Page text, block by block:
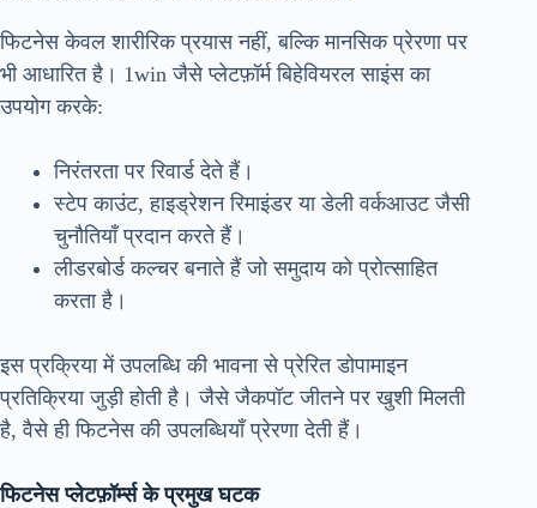
फिटनेस केवल शारीरिक प्रयास नहीं, बल्कि मानसिक प्रेरणा पर
भी आधारित है। 1win जैसे प्लेटफ़ॉर्म बिहेवियरल साइंस का
उपयोग करके:
निरंतरता पर रिवार्ड देते हैं।
स्टेप काउंट, हाइड्रेशन रिमाइंडर या डेली वर्कआउट जैसी
चुनौतियाँ प्रदान करते हैं।
लीडरबोर्ड कल्चर बनाते हैं जो समुदाय को प्रोत्साहित
करता है।
इस प्रक्रिया में उपलब्धि की भावना से प्रेरित डोपामाइन
प्रतिक्रिया जुड़ी होती है। जैसे जैकपॉट जीतने पर खुशी मिलती
है, वैसे ही फिटनेस की उपलब्धियाँ प्रेरणा देती हैं।
फिटनेस प्लेटफ़ॉर्म्स के प्रमुख घटक